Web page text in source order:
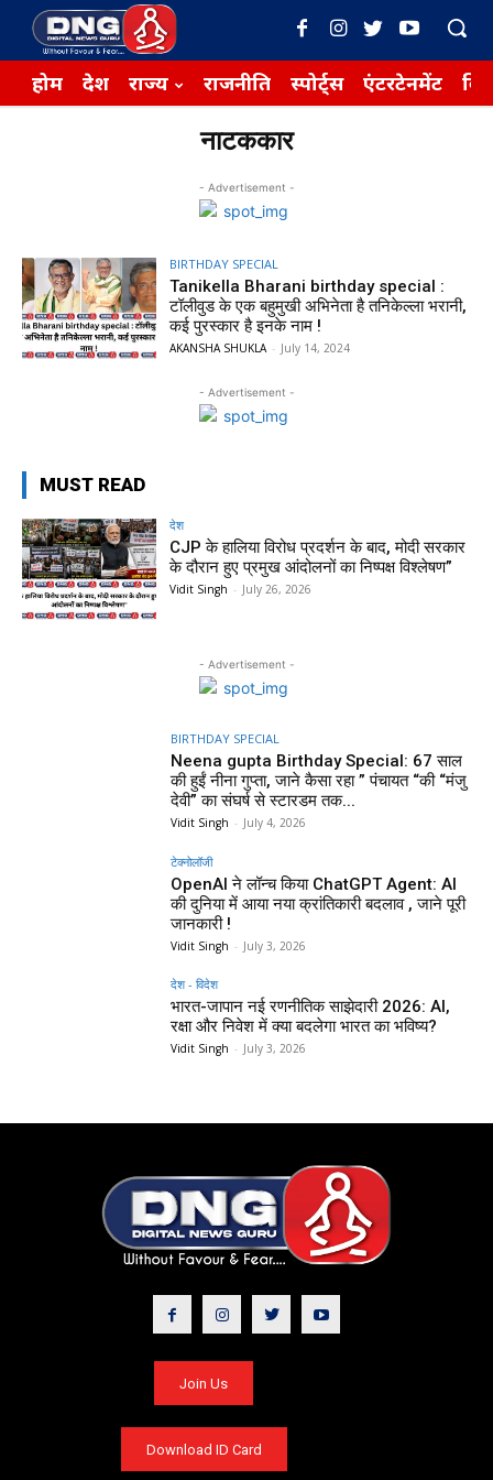
होम देश राज्य राजनीति स्पोर्ट्स एंटरटेनमेंट
नाटककार
- Advertisement -
BIRTHDAY SPECIAL
Tanikella Bharani birthday special :
टॉलीवुड के एक बहुमुखी अभिनेता है तनिकेल्ला भरानी,
कई पुरस्कार है इनके नाम !
AKANSHA SHUKLA - July 14, 2024
- Advertisement -
MUST READ
देश
CJP के हालिया विरोध प्रदर्शन के बाद, मोदी सरकार
के दौरान हुए प्रमुख आंदोलनों का निष्पक्ष विश्लेषण”
Vidit Singh - July 26, 2026
- Advertisement -
BIRTHDAY SPECIAL
Neena gupta Birthday Special: 67 साल
की हुईं नीना गुप्ता, जाने कैसा रहा ” पंचायत “की “मंजु
देवी” का संघर्ष से स्टारडम तक...
Vidit Singh - July 4, 2026
टेक्नोलॉजी
OpenAI ने लॉन्च किया ChatGPT Agent: AI
की दुनिया में आया नया क्रांतिकारी बदलाव , जाने पूरी
जानकारी !
Vidit Singh - July 3, 2026
देश - विदेश
भारत-जापान नई रणनीतिक साझेदारी 2026: AI,
रक्षा और निवेश में क्या बदलेगा भारत का भविष्य?
Vidit Singh - July 3, 2026
Join Us
Download ID Card